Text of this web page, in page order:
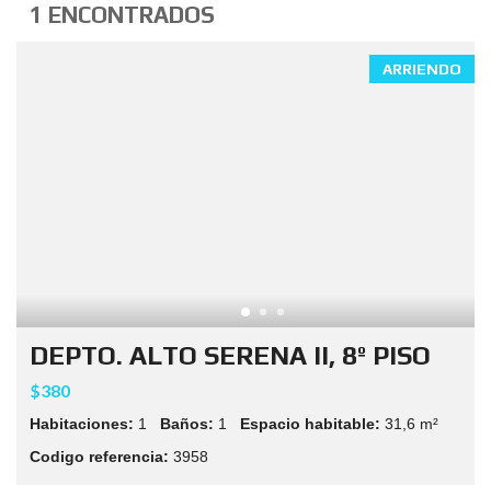
1 ENCONTRADOS
ARRIENDO
DEPTO. ALTO SERENA II, 8º PISO
$380
Habitaciones: 1 Baños: 1 Espacio habitable: 31,6 m²
Codigo referencia: 3958